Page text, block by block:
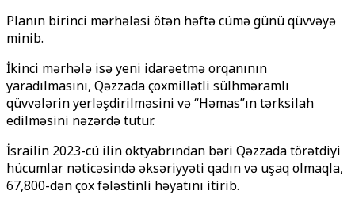
Planın birinci mərhələsi ötən həftə cümə günü qüvvəyə
minib.
İkinci mərhələ isə yeni idarəetmə orqanının
yaradılmasını, Qəzzada çoxmillətli sülhməramlı
qüvvələrin yerləşdirilməsini və “Həmas”ın tərksilah
edilməsini nəzərdə tutur.
İsrailin 2023-cü ilin oktyabrından bəri Qəzzada törətdiyi
hücumlar nəticəsində əksəriyyəti qadın və uşaq olmaqla,
67,800-dən çox fələstinli həyatını itirib.